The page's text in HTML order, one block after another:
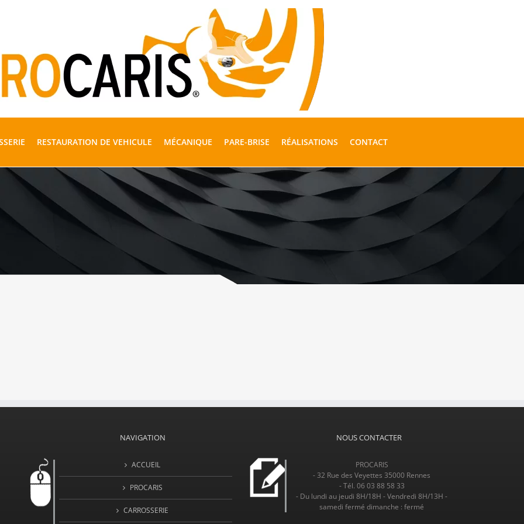
RESTAURATION DE VEHICULE MÉCANIQUE PARE-BRISE RÉALISATIONS CONTACT
NAVIGATION
ACCUEIL
PROCARIS
CARROSSERIE
NOUS CONTACTER
PROCARIS
- 32 Rue des Veyettes 35000 Rennes
- Tél. 06 03 88 58 33
- Du lundi au jeudi 8H/18H - Vendredi 8H/13H -
samedi fermé dimanche : fermé